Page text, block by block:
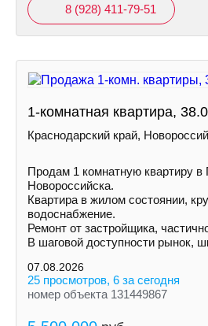
8 (928) 411-79-51
1-комнатная квартира,
Краснодарский край,
Продам 1 комнатную квартиру в
Новороссийска.
Квартира в жилом состоянии,
водоснабжение.
Ремонт от застройщика,
В шаговой доступности рынок,
07.08.2026
25 просмотров, 6 за сегодня
номер объекта 131449867